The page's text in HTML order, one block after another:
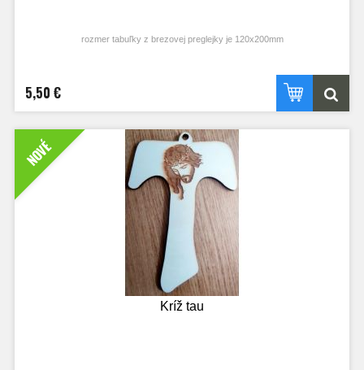
rozmer tabuľky z brezovej preglejky je 120x200mm
5,50 €
NOVÉ
Kríž tau